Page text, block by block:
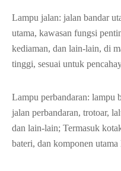
Lampu jalan: jalan bandar
utama, kawasan fungsi
kediaman, dan lain-lain, di
tinggi, sesuai untuk
Lampu perbandaran: lampu
jalan perbandaran, trotoar,
dan lain-lain; Termasuk
bateri, dan komponen utama